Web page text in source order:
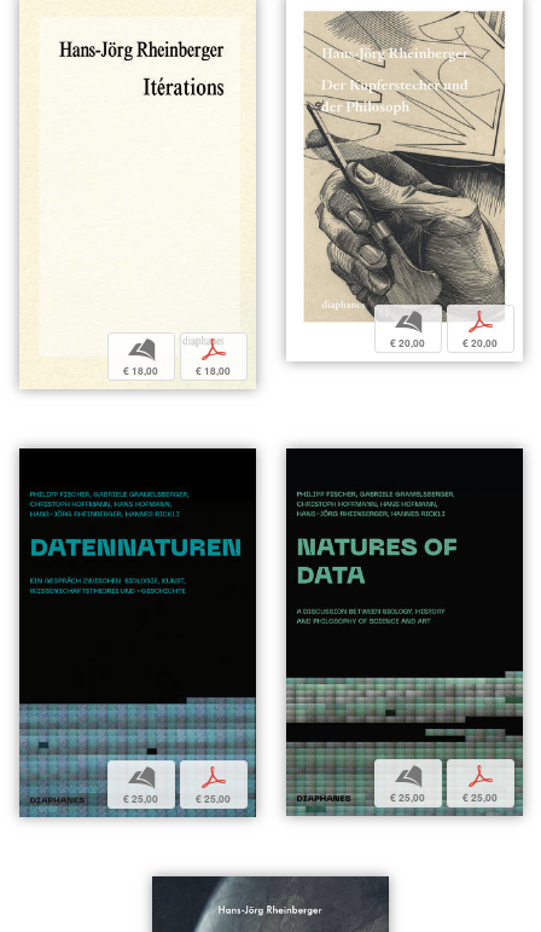
b
€ 18,00
p
€ 18,00
b
€ 20,00
p
€ 20,00
b
€ 25,00
p
€ 25,00
b
€ 25,00
p
€ 25,00